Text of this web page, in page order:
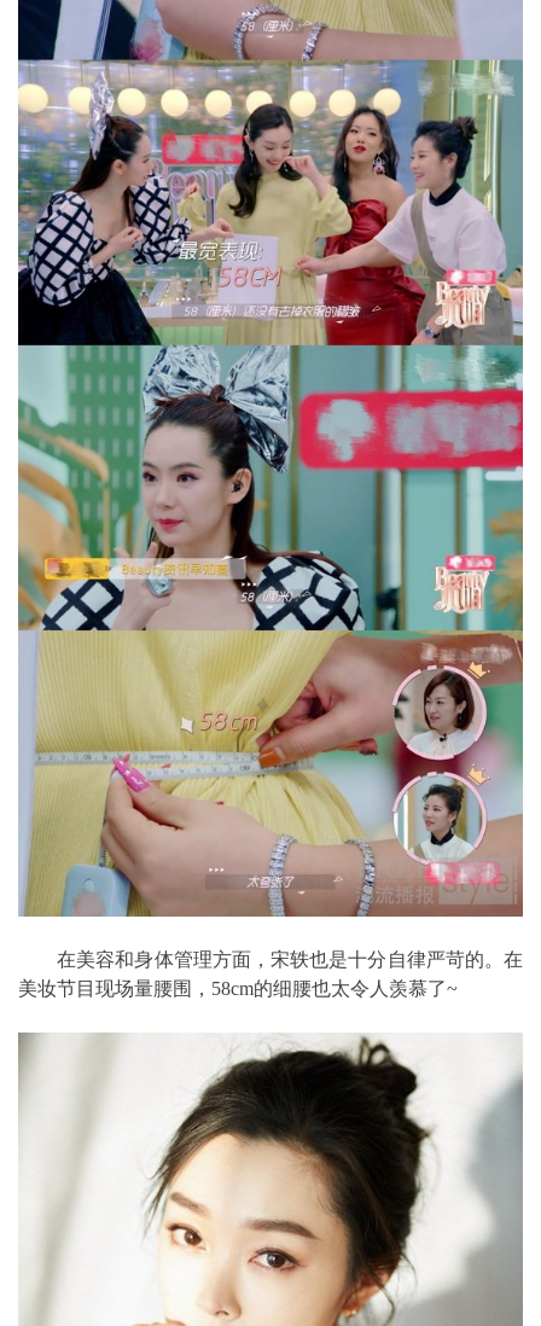
在美容和身体管理方面，宋轶也是十分自律严苛的。在
美妆节目现场量腰围，58cm的细腰也太令人羡慕了~